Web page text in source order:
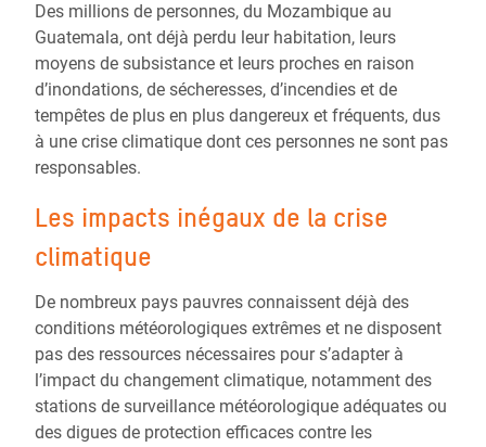
Des millions de personnes, du Mozambique au
Guatemala, ont déjà perdu leur habitation, leurs
moyens de subsistance et leurs proches en raison
d’inondations, de sécheresses, d’incendies et de
tempêtes de plus en plus dangereux et fréquents, dus
à une crise climatique dont ces personnes ne sont pas
responsables.
Les impacts inégaux de la crise
climatique
De nombreux pays pauvres connaissent déjà des
conditions météorologiques extrêmes et ne disposent
pas des ressources nécessaires pour s’adapter à
l’impact du changement climatique, notamment des
stations de surveillance météorologique adéquates ou
des digues de protection efficaces contre les